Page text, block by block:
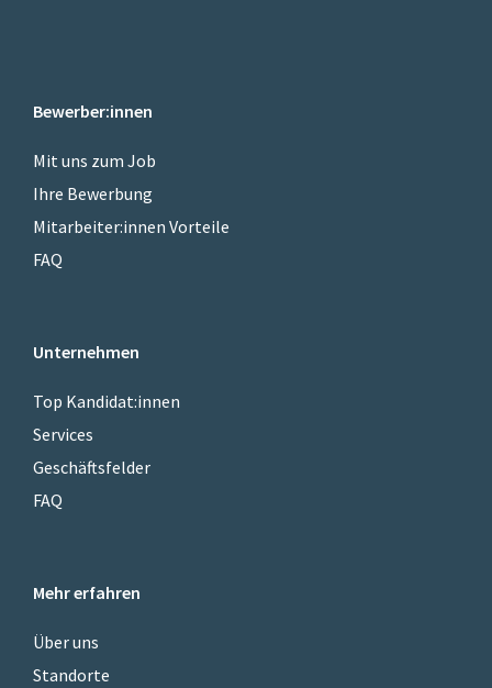
Bewerber:innen
Mit uns zum Job
Ihre Bewerbung
Mitarbeiter:innen Vorteile
FAQ
Unternehmen
Top Kandidat:innen
Services
Geschäftsfelder
FAQ
Mehr erfahren
Über uns
Standorte